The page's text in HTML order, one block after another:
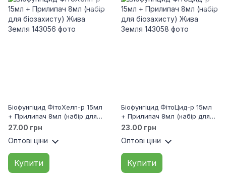
Біофунгіцид ФітоХелп-р 15мл
+ Прилипач 8мл (набір для
біозахисту) Жива Земля
27.00 грн
Оптові ціни
Купити
Біофунгіцид ФітоЦид-р 15мл
+ Прилипач 8мл (набір для
біозахисту) Жива Земля
23.00 грн
Оптові ціни
Купити